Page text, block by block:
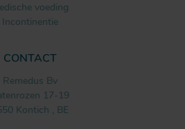
voeding
Incontinentie
CONTACT
Remedus Bv
17-19
Kontich , BE